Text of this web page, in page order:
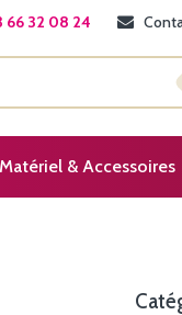
32 08 24
Matériel & Accessoires